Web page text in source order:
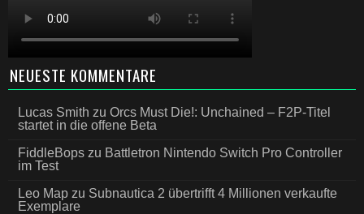
NEUESTE KOMMENTARE
Lucas Smith zu Orcs Must Die!: Unchained – F2P-Titel
startet in die offene Beta
FiddleBops zu Battletron Nintendo Switch Pro Controller
im Test
Leo Map zu Subnautica 2 übertrifft 4 Millionen verkaufte
Exemplare